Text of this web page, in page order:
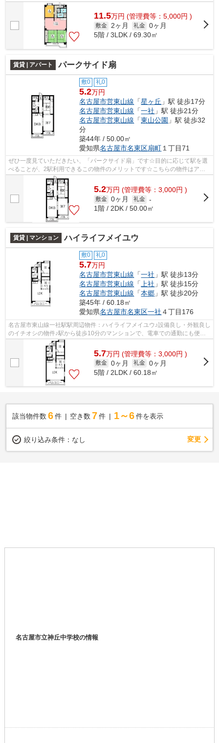
集めたい方は当社スタッフまでご連絡...
11.5万円 (管理費等：5,000円 )
敷金 2ヶ月 礼金 0ヶ月
5階 / 3LDK / 69.30㎡
賃貸 | アパート パークサイド扇
敷0 礼0
5.2万円
名古屋市営東山線 「星ヶ丘 」駅 徒歩17分
名古屋市営東山線 「一社 」駅 徒歩21分
名古屋市営東山線 「東山公園 」駅 徒歩32
分
築44年 / 50.00㎡
愛知県名古屋市名東区扇町 １丁目71
ぜひ一度見ていただきたい、「パークサイド扇」です☆目的に応じて駅を選
べることが、2駅利用できるこの物件のメリットです☆こちらの物件はアパ
ートです☆できるだけ早めに不動産情報を...
5.2万円 (管理費等：3,000円 )
敷金 0ヶ月 礼金 -
1階 / 2DK / 50.00㎡
賃貸 | マンション ハイライフメイユウ
敷0 礼0
5.7万円
名古屋市営東山線 「一社 」駅 徒歩13分
名古屋市営東山線 「上社 」駅 徒歩15分
名古屋市営東山線 「本郷 」駅 徒歩20分
築45年 / 60.18㎡
愛知県名古屋市名東区一社 ４丁目176
名古屋市東山線一社駅駅周辺物件：ハイライフメイユウ♪設備良し・外観良し
のイチオシの物件♪駅から徒歩10分のマンションで、電車での通勤にも便利
な立地です♪物件の種類や条件などは、...
5.7万円 (管理費等：3,000円 )
敷金 0ヶ月 礼金 0ヶ月
5階 / 2LDK / 60.18㎡
該当物件数 6件 空き数 7 件 1～6 件を表示
絞り込み条件： なし 変更
名古屋市立神丘中学校の情報